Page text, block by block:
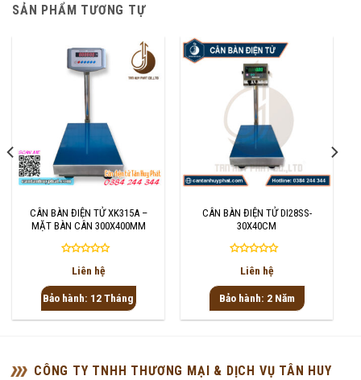
SẢN PHẨM TƯƠNG TỰ
CÂN BÀN ĐIỆN TỬ XK315A –
MẶT BÀN CÂN 300X400MM
Được
hạng
0
5
Liên hệ
Bảo hành: 12 Tháng
CÂN BÀN ĐIỆN TỬ DI28SS-
30X40CM
Được
hạng
0
5
Liên hệ
Bảo hành: 2 Năm
CÔNG TY TNHH THƯƠNG MẠI & DỊCH VỤ TÂN HUY